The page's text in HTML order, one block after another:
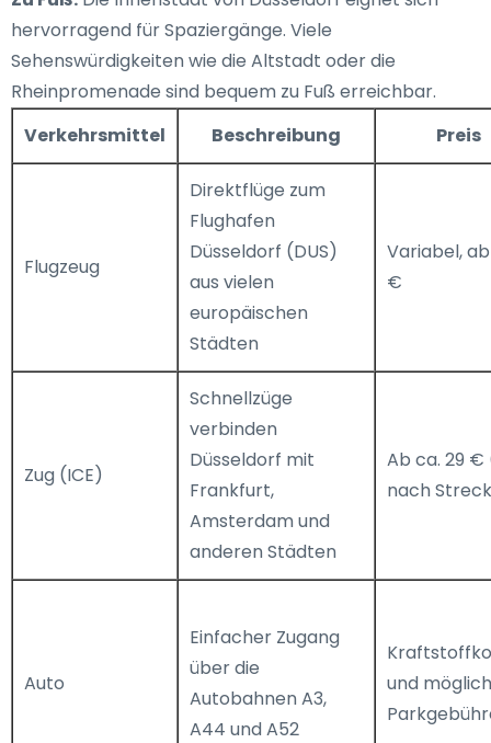
hervorragend für Spaziergänge. Viele
Sehenswürdigkeiten wie die Altstadt oder die
Rheinpromenade sind bequem zu Fuß erreichbar.
Verkehrsmittel
Beschreibung Preis
Flugzeug
Direktflüge zum
Flughafen
Düsseldorf (DUS)
aus vielen
europäischen
Städten
Variabel,
€
Zug (ICE)
Schnellzüge
verbinden
Düsseldorf mit
Frankfurt,
Amsterdam und
anderen Städten
Ab ca. 29 €
nach
Auto
Einfacher Zugang
über die
Autobahnen A3,
A44 und A52
und